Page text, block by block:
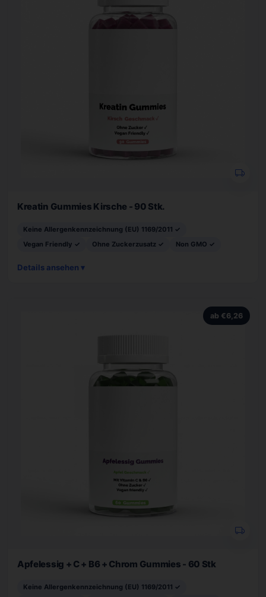
Kreatin Gummies Kirsche - 90 Stk.
Keine Allergenkennzeichnung (EU) 1169/2011 ✓
Vegan Friendly ✓
Ohne Zuckerzusatz ✓ Non GMO ✓
Details ansehen ▾
ab €6,26
Apfelessig + C + B6 + Chrom Gummies - 60 Stk
Keine Allergenkennzeichnung (EU) 1169/2011 ✓